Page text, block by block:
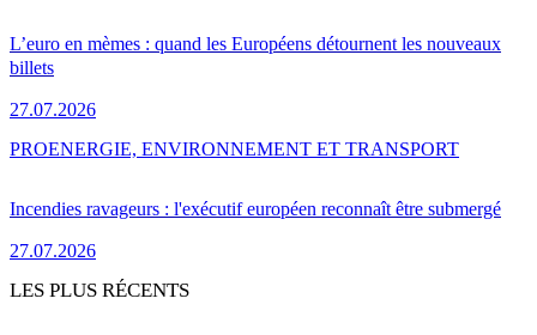
L’euro en mèmes : quand les Européens détournent les nouveaux
billets
27.07.2026
Incendies ravageurs : l'exécutif européen reconnaît être submergé
27.07.2026
PROENERGIE, ENVIRONNEMENT ET TRANSPORT
LES PLUS RÉCENTS